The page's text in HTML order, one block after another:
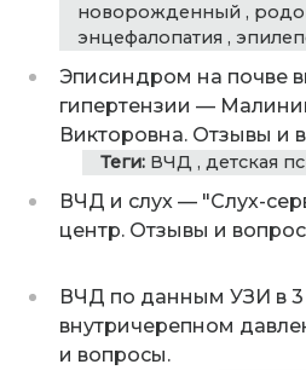
новорожденный ,
энцефалопатия ,
Эписиндром на почве
гипертензии —
Викторовна. Отзывы и
Теги: ВЧД , детская
ВЧД и слух — "Слух-
центр. Отзывы и
ВЧД по данным УЗИ в 3
внутричерепном
и вопросы.